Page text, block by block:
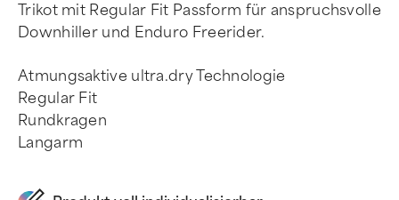
Trikot mit Regular Fit Passform für anspruchsvolle
Downhiller und Enduro Freerider.
Atmungsaktive ultra.dry Technologie
Regular Fit
Rundkragen
Langarm